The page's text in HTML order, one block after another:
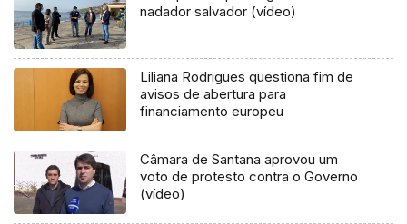
nadador salvador (vídeo)
Liliana Rodrigues questiona fim de
avisos de abertura para
financiamento europeu
Câmara de Santana aprovou um
voto de protesto contra o Governo
(vídeo)